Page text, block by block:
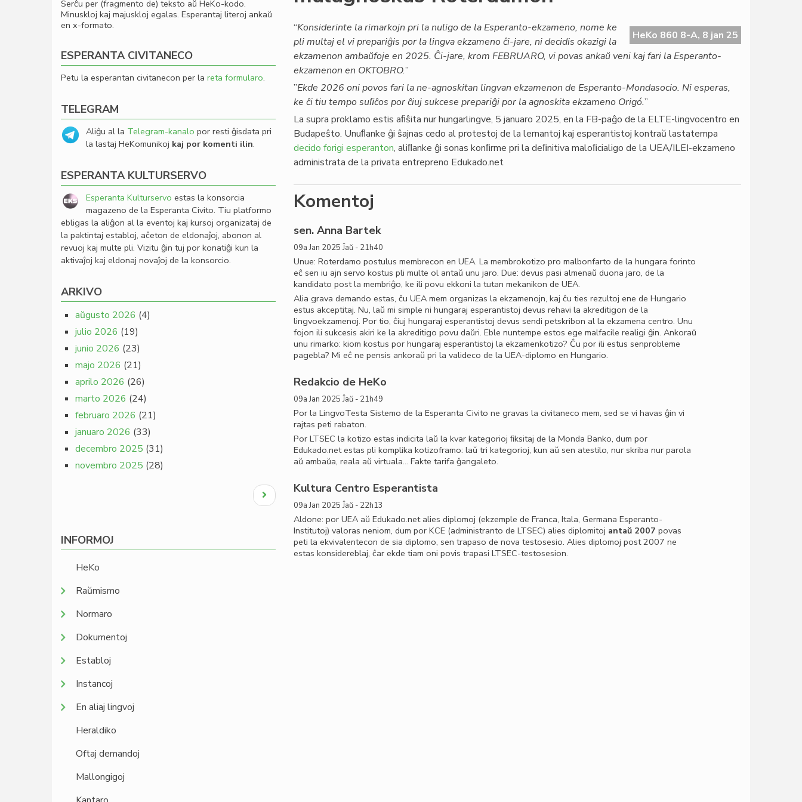
HeKo 860 8-A, 8 jan 25
“Konsiderinte la rimarkojn pri la nuligo de la Esperanto-ekzameno, nome ke
pli multaj el vi prepariĝis por la lingva ekzameno ĉi-jare, ni decidis okazigi la
ekzamenon ambaŭfoje en 2025. Ĉi-jare, krom FEBRUARO, vi povas ankaŭ veni kaj fari la Esperanto-
ekzamenon en OKTOBRO.”
”Ekde 2026 oni povos fari la ne-agnoskitan lingvan ekzamenon de Esperanto-Mondasocio. Ni esperas,
ke ĉi tiu tempo suﬁĉos por ĉiuj sukcese prepariĝi por la agnoskita ekzameno Origó.”
La supra proklamo estis aﬁŝita nur hungarlingve, 5 januaro 2025, en la FB-paĝo de la ELTE-lingvocentro en
Budapeŝto. Unuﬂanke ĝi ŝajnas cedo al protestoj de la lernantoj kaj esperantistoj kontraŭ lastatempa
decido forigi esperanton, aliﬂanke ĝi sonas konﬁrme pri la deﬁnitiva maloﬁcialigo de la UEA/ILEI-ekzameno
administrata de la privata entrepreno Edukado.net
Komentoj
sen. Anna Bartek
09a Jan 2025 Ĵaŭ - 21h40
Unue: Roterdamo postulus membrecon en UEA. La membrokotizo pro malbonfarto de la hungara forinto
eĉ sen iu ajn servo kostus pli multe ol antaŭ unu jaro. Due: devus pasi almenaŭ duona jaro, de la
kandidato post la membriĝo, ke ili povu ekkoni la tutan mekanikon de UEA.
Alia grava demando estas, ĉu UEA mem organizas la ekzamenojn, kaj ĉu ties rezultoj ene de Hungario
estus akceptitaj. Nu, laŭ mi simple ni hungaraj esperantistoj devus rehavi la akreditigon de la
lingvoekzamenoj. Por tio, ĉiuj hungaraj esperantistoj devus sendi petskribon al la ekzamena centro. Unu
fojon ili sukcesis akiri ke la akreditigo povu daŭri. Eble nuntempe estos ege malfacile realigi ĝin. Ankoraŭ
unu rimarko: kiom kostus por hungaraj esperantistoj la ekzamenkotizo? Ĉu por ili estus senprobleme
pagebla? Mi eĉ ne pensis ankoraŭ pri la valideco de la UEA-diplomo en Hungario.
Redakcio de HeKo
09a Jan 2025 Ĵaŭ - 21h49
Por la LingvoTesta Sistemo de la Esperanta Civito ne gravas la civitaneco mem, sed se vi havas ĝin vi
rajtas peti rabaton.
Por LTSEC la kotizo estas indicita laŭ la kvar kategorioj ﬁksitaj de la Monda Banko, dum por
Edukado.net estas pli komplika kotizoframo: laŭ tri kategorioj, kun aŭ sen atestilo, nur skriba nur parola
aŭ ambaŭa, reala aŭ virtuala… Fakte tarifa ĝangaleto.
Kultura Centro Esperantista
09a Jan 2025 Ĵaŭ - 22h13
Aldone: por UEA aŭ Edukado.net alies diplomoj (ekzemple de Franca, Itala, Germana Esperanto-
Institutoj) valoras neniom, dum por KCE (administranto de LTSEC) alies diplomitoj antaŭ 2007 povas
peti la ekvivalentecon de sia diplomo, sen trapaso de nova testosesio. Alies diplomoj post 2007 ne
estas konsidereblaj, ĉar ekde tiam oni povis trapasi LTSEC-testosesion.
Serĉu per (fragmento de) teksto aŭ HeKo-kodo.
Minuskloj kaj majuskloj egalas. Esperantaj literoj ankaŭ
en x-formato.
ESPERANTA CIVITANECO
Petu la esperantan civitanecon per la reta formularo.
TELEGRAM
Aliĝu al la Telegram-kanalo por resti ĝisdata pri
la lastaj HeKomunikoj kaj por komenti ilin.
ESPERANTA KULTURSERVO
Esperanta Kulturservo estas la konsorcia
magazeno de la Esperanta Civito. Tiu platformo
ebligas la aliĝon al la eventoj kaj kursoj organizataj de
la paktintaj establoj, aĉeton de eldonaĵoj, abonon al
revuoj kaj multe pli. Vizitu ĝin tuj por konatiĝi kun la
aktivaĵoj kaj eldonaj novaĵoj de la konsorcio.
ARKIVO
aŭgusto 2026 (4)
julio 2026 (19)
junio 2026 (23)
majo 2026 (21)
aprilo 2026 (26)
marto 2026 (24)
februaro 2026 (21)
januaro 2026 (33)
decembro 2025 (31)
novembro 2025 (28)
Next
page
INFORMOJ
HeKo
Raŭmismo
Normaro
Dokumentoj
Establoj
Instancoj
En aliaj lingvoj
Heraldiko
Oftaj demandoj
Mallongigoj